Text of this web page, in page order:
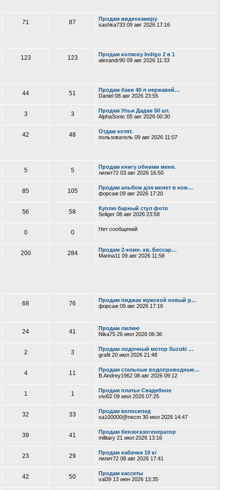
71 87
Продам видеокамеру
sashka733 09 авг 2026 17:16
123 123
Продам коляску Indigo 2 в 1
alexandr90 09 авг 2026 11:33
44 51
Продам баки 40 л нержавей…
Daniel 08 авг 2026 23:55
3 3
Продам Ульи Дадан 50 шт.
AlphaSonic 05 авг 2026 00:30
42 48
Отдам котят.
пользователь 09 авг 2026 11:07
5 5
Продам книгу обними меня.
лилит72 03 авг 2026 16:50
85 105
Продам альбом для монет в кож…
форсаж 09 авг 2026 17:20
56 58
Куплю барный стул фото
Seliger 08 авг 2026 23:58
0 0 Нет сообщений
200 284
Продам 2-комн. кв. Бессар…
Marina11 09 авг 2026 11:58
68 76
Продам пиджак мужской новый р…
форсаж 09 авг 2026 17:16
24 41
Продам лилию
Nika75 26 июл 2026 06:36
2 3
Продам лодочный мотор Suzuki …
grafit 20 июл 2026 21:48
4 11
Продам стальные водопроводные…
B.Andrey1962 08 авг 2026 09:12
1 1
Продам платье Свадебное
vivi02 09 июл 2026 07:25
32 33
Продам велосипед
sa100000@necm 30 июл 2026 14:47
39 41
Продам бензогазогенератор
military 21 июл 2026 13:16
23 29
Продам кабачки 10 кг
лилит72 08 авг 2026 17:41
42 50
Продам кассеты
val39 13 июн 2026 13:35